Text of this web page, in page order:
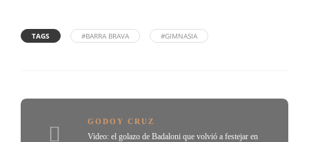
TAGS #BARRA BRAVA #GIMNASIA
GODOY CRUZ
Video: el golazo de Badaloni que volvió a festejar en